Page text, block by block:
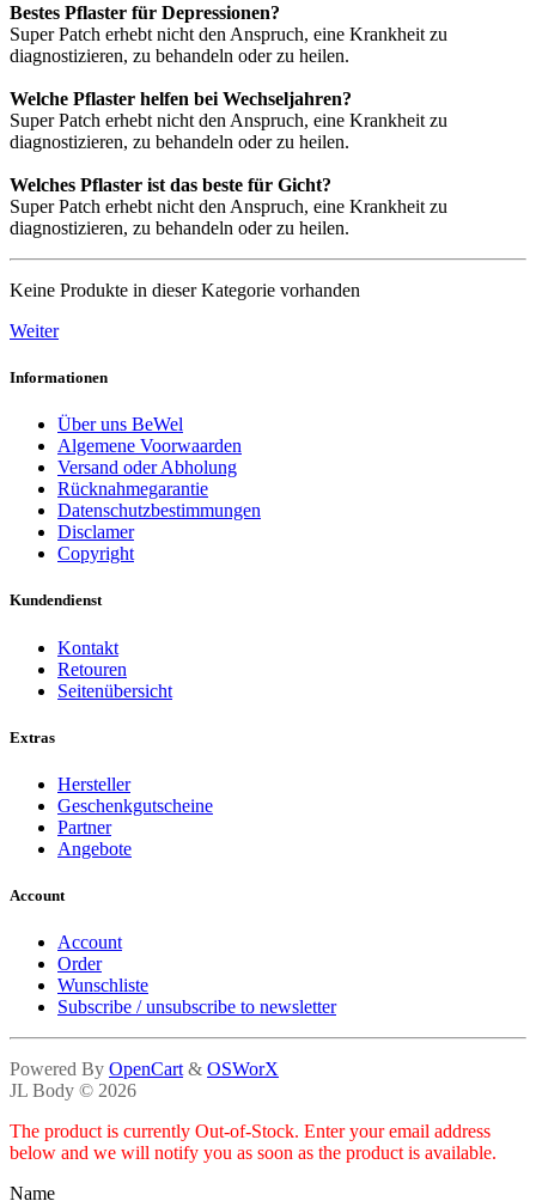
Bestes Pflaster für Depressionen?
Super Patch erhebt nicht den Anspruch, eine Krankheit zu
diagnostizieren, zu behandeln oder zu heilen.
Welche Pflaster helfen bei Wechseljahren?
Super Patch erhebt nicht den Anspruch, eine Krankheit zu
diagnostizieren, zu behandeln oder zu heilen.
Welches Pflaster ist das beste für Gicht?
Super Patch erhebt nicht den Anspruch, eine Krankheit zu
diagnostizieren, zu behandeln oder zu heilen.
Keine Produkte in dieser Kategorie vorhanden
Weiter
Informationen
Über uns BeWel
Algemene Voorwaarden
Versand oder Abholung
Rücknahmegarantie
Datenschutzbestimmungen
Disclamer
Copyright
Kundendienst
Kontakt
Retouren
Seitenübersicht
Extras
Hersteller
Geschenkgutscheine
Partner
Angebote
Account
Account
Order
Wunschliste
Subscribe / unsubscribe to newsletter
Powered By OpenCart & OSWorX
JL Body © 2026
The product is currently Out-of-Stock. Enter your email address
below and we will notify you as soon as the product is available.
Name